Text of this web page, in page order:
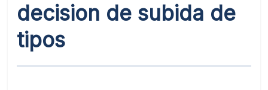
decision de subida de
tipos